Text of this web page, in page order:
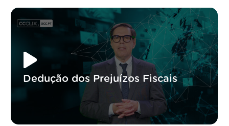
Dedução dos Prejuízos Fiscais